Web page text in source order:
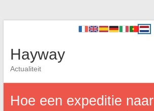
Hayway
Actualiteit
Hoe een expeditie naar